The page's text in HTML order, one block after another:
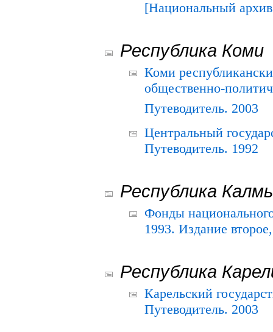
[Национальный
Республика Коми
Коми
общественно-
Путеводитель. 2003
Центральный
Путеводитель. 1992
Республика
Фонды
1993. Издание
Республика
Карельский
Путеводитель. 2003